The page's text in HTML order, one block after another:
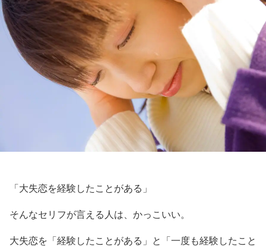
「大失恋を経験したことがある」
そんなセリフが言える人は、かっこいい。
大失恋を「経験したことがある」と「一度も経験したこと